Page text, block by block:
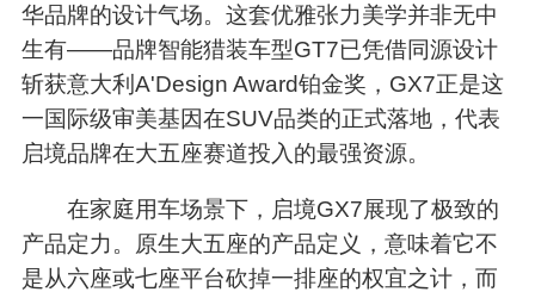
华品牌的设计气场。这套优雅张力美学并非无中
生有——品牌智能猎装车型GT7已凭借同源设计
斩获意大利A'Design Award铂金奖，GX7正是这
一国际级审美基因在SUV品类的正式落地，代表
启境品牌在大五座赛道投入的最强资源。
在家庭用车场景下，启境GX7展现了极致的
产品定力。原生大五座的产品定义，意味着它不
是从六座或七座平台砍掉一排座的权宜之计，而